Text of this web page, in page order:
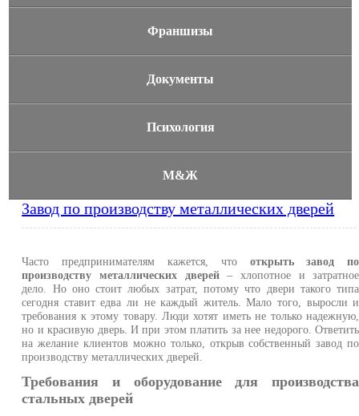
Франшизы
Документы
Психология
М&Ж
Завод по производству металлических дверей
Часто предпринимателям кажется, что открыть завод по
производству металлических дверей– хлопотное и затратное
дело. Но оно стоит любых затрат, потому что двери такого типа
сегодня ставит едва ли не каждый житель. Мало того, выросли и
требования к этому товару. Люди хотят иметь не только надежную,
но и красивую дверь. И при этом платить за нее недорого. Ответить
на желание клиентов можно только, открыв собственный завод по
производству металлических дверей.
Требования и оборудование для производства
стальных дверей